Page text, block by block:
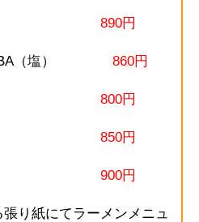
890円
SOBA（塩） 860円
気① 800円
気② 850円
気③ 900円
り紙にてラーメンメニュ